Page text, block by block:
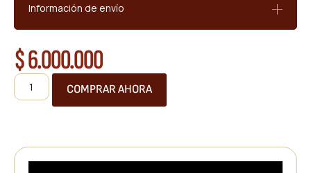
Información de envío
$6.000.000
COMPRAR AHORA